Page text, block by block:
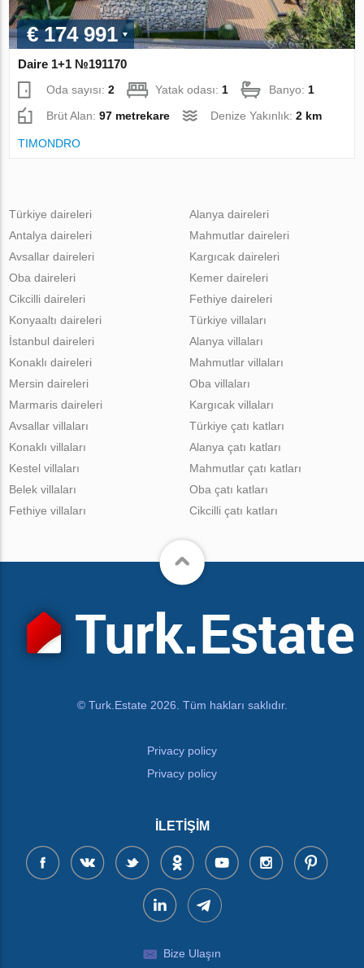
€ 174 991
Daire 1+1 №191170
Oda sayısı:2 Yatak odası: 1 Banyo: 1
Brüt Alan:97 metrekare Denize Yakınlık:2 km
TIMONDRO
Türkiye daireleri
Antalya daireleri
Avsallar daireleri
Oba daireleri
Cikcilli daireleri
Alanya daireleri
Mahmutlar daireleri
Kargıcak daireleri
Kemer daireleri
Fethiye daireleri
Konyaaltı daireleri
İstanbul daireleri
Konaklı daireleri
Mersin daireleri
Marmaris daireleri
Türkiye villaları
Alanya villaları
Mahmutlar villaları
Oba villaları
Kargıcak villaları
Avsallar villaları
Konaklı villaları
Kestel villaları
Belek villaları
Fethiye villaları
Türkiye çatı katları
Alanya çatı katları
Mahmutlar çatı katları
Oba çatı katları
Cikcilli çatı katları
© Turk.Estate 2026. Tüm hakları saklıdır.
Privacy policy
Privacy policy
İLETIŞIM
Bize Ulaşın